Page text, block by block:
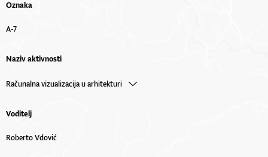
Oznaka
A-7
Naziv aktivnosti
Računalna vizualizacija u arhitekturi
Voditelj
Roberto Vdović